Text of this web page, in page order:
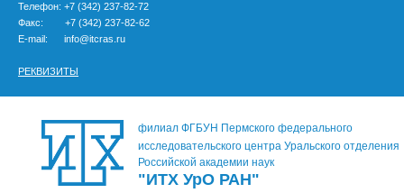
Телефон: +7 (342) 237-82-72
Факс: +7 (342) 237-82-62
E-mail: info@itcras.ru
РЕКВИЗИТЫ
филиал ФГБУН Пермского федерального
исследовательского центра Уральского отделения
Российской академии наук
"ИТХ УрО РАН"